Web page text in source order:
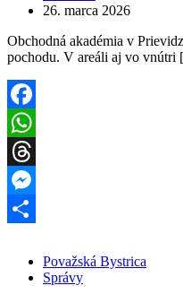
26. marca 2026
Obchodná akadémia v
pochodu. V areáli aj vo
Facebook
WhatsApp
Threads
Messenger
Považská Bystrica
Správy